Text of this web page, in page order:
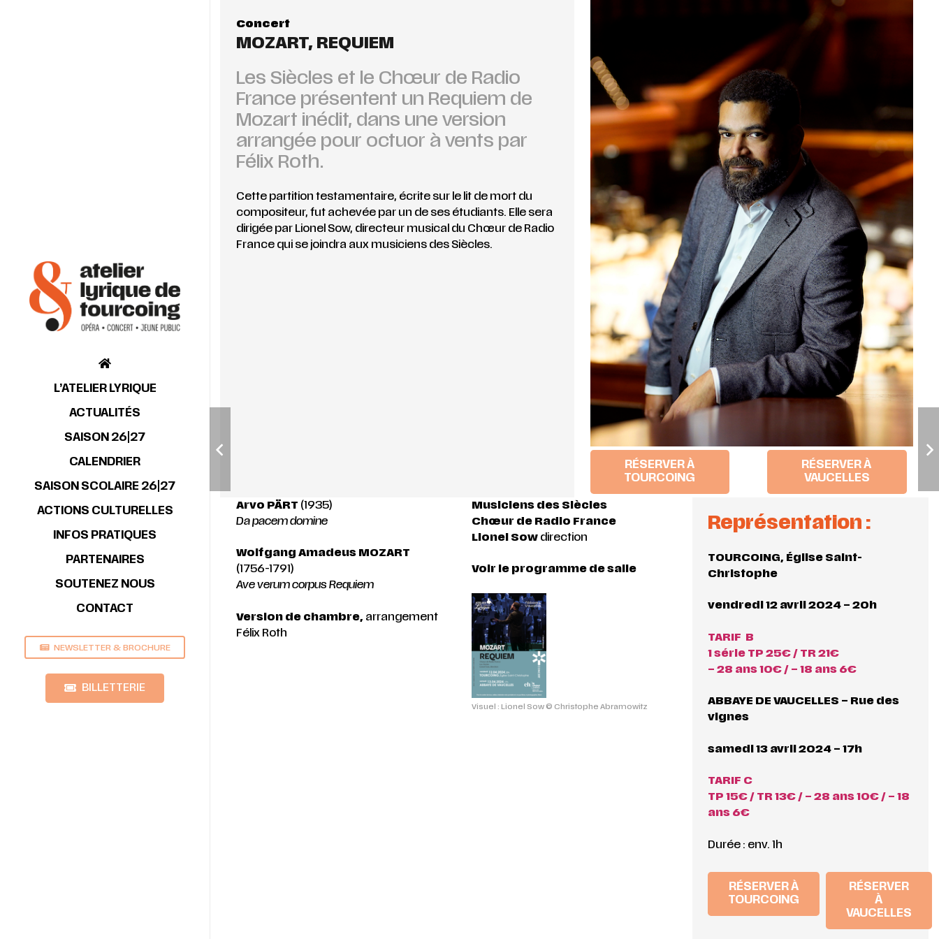
L’ATELIER LYRIQUE
ACTUALITÉS
SAISON 26|27
CALENDRIER
SAISON SCOLAIRE 26|27
ACTIONS CULTURELLES
INFOS PRATIQUES
PARTENAIRES
SOUTENEZ NOUS
CONTACT
NEWSLETTER & BROCHURE
BILLETTERIE
Concert
MOZART, REQUIEM
Les Siècles et le Chœur de Radio
France présentent un Requiem de
Mozart inédit, dans une version
arrangée pour octuor à vents par
Félix Roth.
Cette partition testamentaire, écrite sur le lit de mort du
compositeur, fut achevée par un de ses étudiants. Elle sera
dirigée par Lionel Sow, directeur musical du Chœur de Radio
France qui se joindra aux musiciens des Siècles.
RÉSERVER À
TOURCOING
RÉSERVER À
VAUCELLES
Arvo PÄRT (1935)
Da pacem domine
Wolfgang Amadeus MOZART
(1756-1791)
Ave verum corpus Requiem
Version de chambre, arrangement
Félix Roth
Musiciens des Siècles
Chœur de Radio France
Lionel Sow direction
Voir le programme de salle
Visuel : Lionel Sow © Christophe Abramowitz
Représentation :
TOURCOING, Église Saint-
Christophe
vendredi 12 avril 2024 – 20h
TARIF B
1 série TP 25€ / TR 21€
– 28 ans 10€ / – 18 ans 6€
ABBAYE DE VAUCELLES – Rue des
vignes
samedi 13 avril 2024 – 17h
TARIF C
TP 15€ / TR 13€ / – 28 ans 10€ / – 18
ans 6€
Durée : env. 1h
RÉSERVER À
TOURCOING
RÉSERVER
À
VAUCELLES